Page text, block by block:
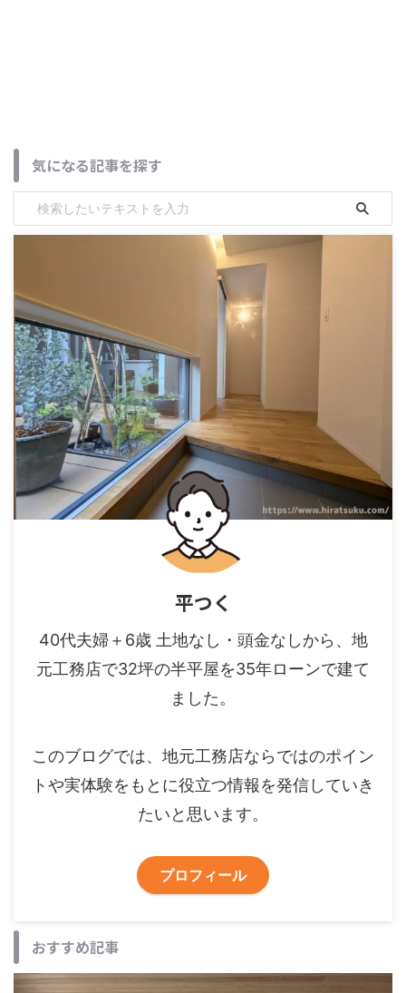
気になる記事を探す
平つく
40代夫婦＋6歳 土地なし・頭金なしから、地
元工務店で32坪の半平屋を35年ローンで建て
ました。
このブログでは、地元工務店ならではのポイン
トや実体験をもとに役立つ情報を発信していき
たいと思います。
プロフィール
おすすめ記事